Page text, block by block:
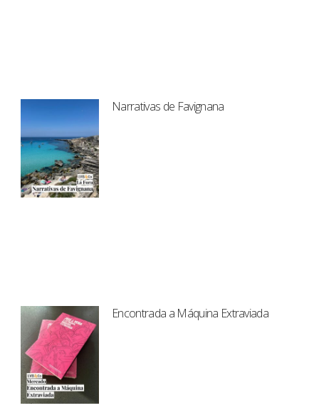
Narrativas de Favignana
Encontrada a Máquina Extraviada